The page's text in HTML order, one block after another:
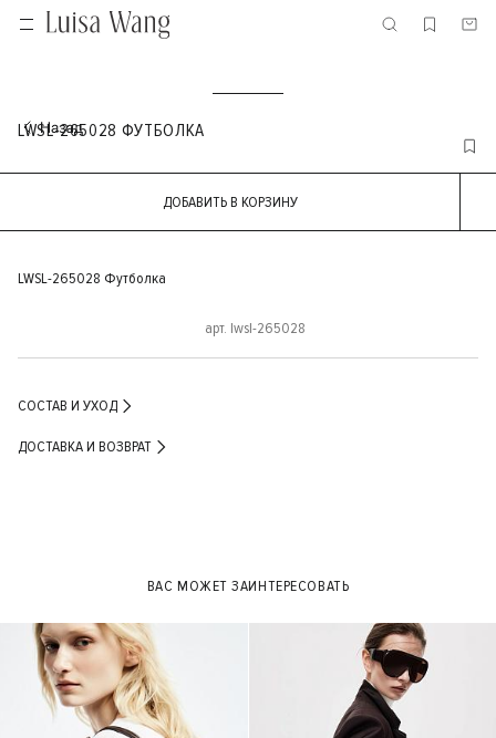
LWSL-265028 ФУТБОЛКА
ДОБАВИТЬ В КОРЗИНУ
LWSL-265028 Футболка
арт. lwsl-265028
СОСТАВ И УХОД
ДОСТАВКА И ВОЗВРАТ
ВАС МОЖЕТ ЗАИНТЕРЕСОВАТЬ